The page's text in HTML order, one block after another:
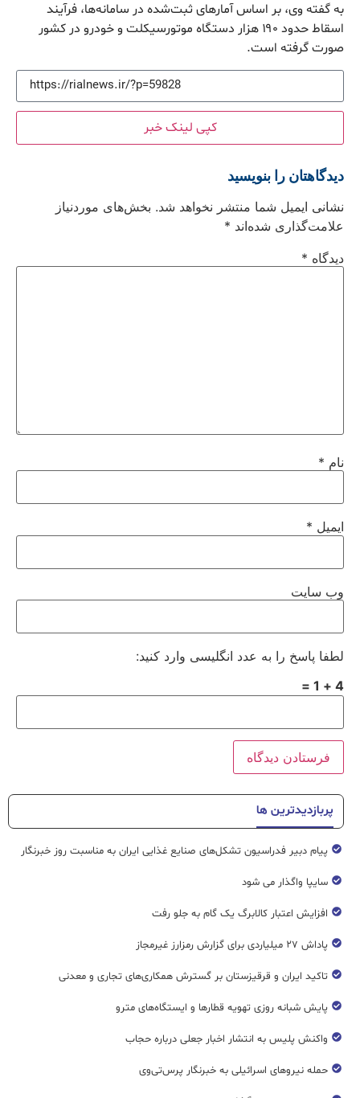
به گفته وی، بر اساس آمارهای ثبت‌شده در سامانه‌ها، فرآیند
اسقاط حدود ۱۹۰ هزار دستگاه موتورسیکلت و خودرو در کشور
صورت گرفته است.
کپی لینک خبر
دیدگاهتان را بنویسید
نشانی ایمیل شما منتشر نخواهد شد. بخش‌های موردنیاز
علامت‌گذاری شده‌اند *
دیدگاه *
نام *
ایمیل *
وب‌ سایت
لطفا پاسخ را به عدد انگلیسی وارد کنید:
4 + 1 =
پربازدیدترین ها
پیام دبیر فدراسیون تشکل‌های صنایع غذایی ایران به مناسبت روز خبرنگار
سایپا واگذار می شود
افزایش اعتبار کالابرگ یک گام به جلو رفت
پاداش ۲۷ میلیاردی برای گزارش رمزارز غیرمجاز
تاکید ایران و قرقیزستان بر گسترش همکاری‌های تجاری و معدنی
پایش شبانه روزی تهویه قطار‌ها و ایستگاه‌های مترو
واکنش پلیس به انتشار اخبار جعلی درباره حجاب
حمله نیروهای اسرائیلی به خبرنگار پرس‌تی‌وی